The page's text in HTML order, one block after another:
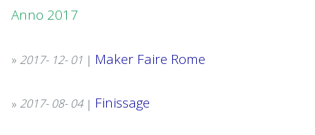
Anno 2017
» 2017- 12- 01 | Maker Faire Rome
» 2017- 08- 04 | finissage